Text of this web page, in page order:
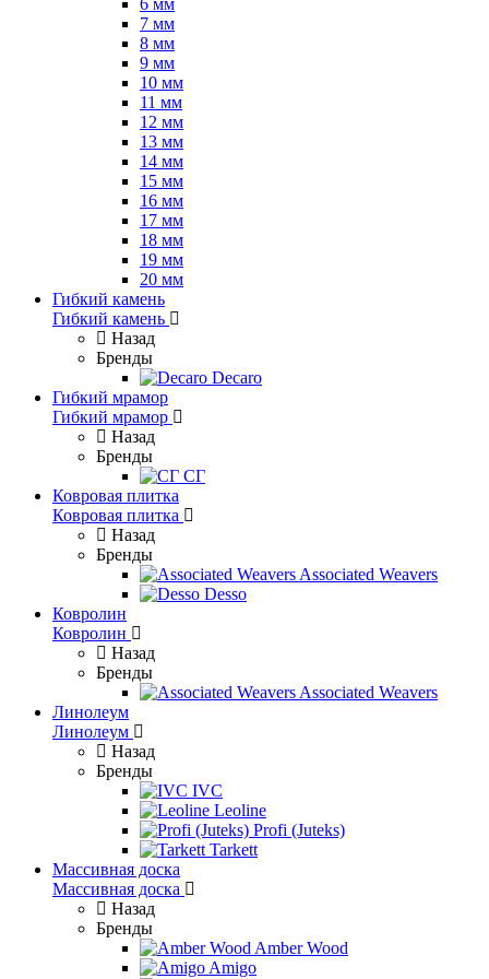
6 мм
7 мм
8 мм
9 мм
10 мм
11 мм
12 мм
13 мм
14 мм
15 мм
16 мм
17 мм
18 мм
19 мм
20 мм
Гибкий камень
Гибкий камень
Назад
Бренды
Decaro
Гибкий мрамор
Гибкий мрамор
Назад
Бренды
СГ
Ковровая плитка
Ковровая плитка
Назад
Бренды
Associated Weavers
Desso
Ковролин
Ковролин
Назад
Бренды
Associated Weavers
Линолеум
Линолеум
Назад
Бренды
IVC
Leoline
Profi (Juteks)
Tarkett
Массивная доска
Массивная доска
Назад
Бренды
Amber Wood
Amigo